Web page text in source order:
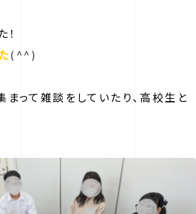
(^^)
って雑談をしていたり、高校生と